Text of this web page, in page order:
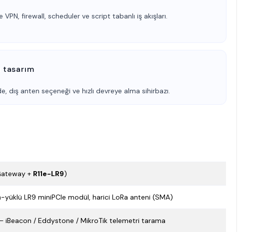
VPN, firewall, scheduler ve script tabanlı iş akışları.
dış anten seçeneği ve hızlı devreye alma sihirbazı.
+ R11e-LR9)
LR9 miniPCIe modül, harici LoRa anteni (SMA)
– iBeacon / Eddystone / MikroTik telemetri tarama